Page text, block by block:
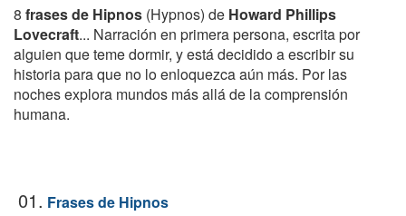
8 frases de Hipnos (Hypnos) de Howard Phillips
Lovecraft... Narración en primera persona, escrita por
alguien que teme dormir, y está decidido a escribir su
historia para que no lo enloquezca aún más. Por las
noches explora mundos más allá de la comprensión
humana.
01. Frases de Hipnos